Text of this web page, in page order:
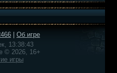
Об игре
13:38:43
© 2026, 16+
игры